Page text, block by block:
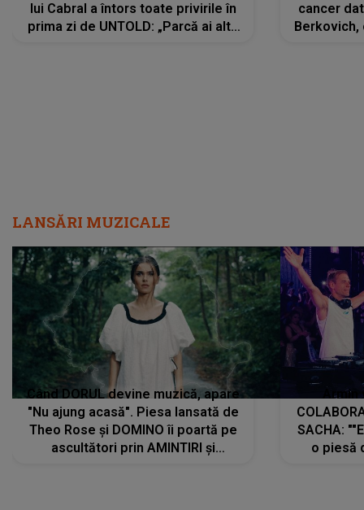
lui Cabral a întors toate privirile în
prima zi de UNTOLD: „Parcă ai altă
cancer
Berkovich,
LANSĂRI MUZICALE
Când DORUL devine muzică, apare
"Nu ajung acasă". Piesa lansată de
Theo Rose și DOMINO îi poartă pe
ascultători prin AMINTIRI și
SACHA:
o piesă